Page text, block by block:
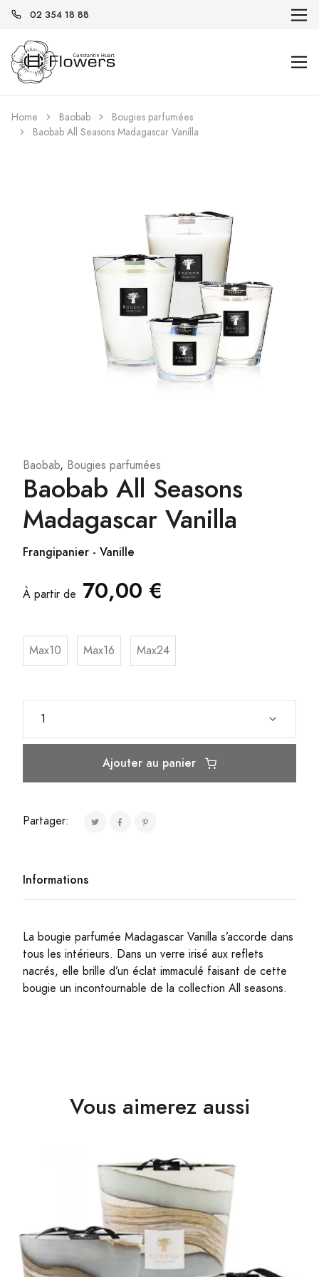
02 354 18 88
Home Baobab
Bougies parfumées
Baobab All Seasons Madagascar Vanilla
Baobab, Bougies parfumées
Baobab All Seasons
Madagascar Vanilla
Frangipanier - Vanille
À partir de 70,00 €
Max10 Max16 Max24
Ajouter au panier
Partager:
Informations
La bougie parfumée Madagascar Vanilla s’accorde dans
tous les intérieurs. Dans un verre irisé aux reflets
nacrés, elle brille d’un éclat immaculé faisant de cette
bougie un incontournable de la collection All seasons.
Vous aimerez aussi